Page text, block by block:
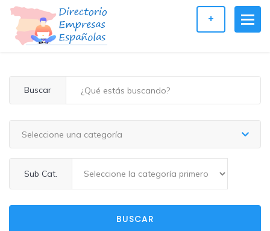
+
Buscar
Seleccione una categoría
Sub Cat.
BUSCAR